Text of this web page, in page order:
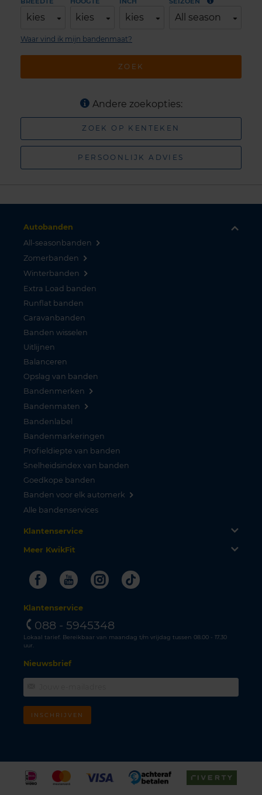
kies kies kies All season
ZOEK
Waar vind ik mijn bandenmaat?
Andere zoekopties:
ZOEK OP KENTEKEN
PERSOONLIJK ADVIES
Autobanden
All-seasonbanden
Zomerbanden
Winterbanden
Extra Load banden
Runflat banden
Caravanbanden
Banden wisselen
Uitlijnen
Balanceren
Opslag van banden
Bandenmerken
Bandenmaten
Bandenlabel
Bandenmarkeringen
Profieldiepte van banden
Snelheidsindex van banden
Goedkope banden
Banden voor elk automerk
Alle bandenservices
Klantenservice
Meer KwikFit
FacebookYoutubeInstagram
Tiktok
Klantenservice
088 - 5945348
Lokaal tarief. Bereikbaar van maandag t/m vrijdag tussen 08.00 - 17.30
uur.
Nieuwsbrief
INSCHRIJVEN